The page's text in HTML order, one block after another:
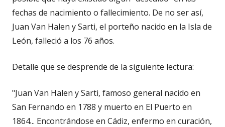
fechas de nacimiento o fallecimiento. De no ser así,
Juan Van Halen y Sarti, el porteño nacido en la Isla de
León, falleció a los 76 años.
Detalle que se desprende de la siguiente lectura:
"Juan Van Halen y Sarti, famoso general nacido en
San Fernando en 1788 y muerto en El Puerto en
1864... Encontrándose en Cádiz, enfermo en curación,